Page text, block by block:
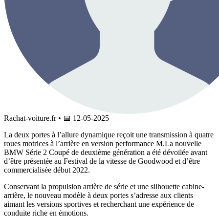
Rachat-voiture.fr • 📅 12-05-2025
La deux portes à l’allure dynamique reçoit une transmission à quatre
roues motrices à l’arrière en version performance M.La nouvelle
BMW Série 2 Coupé de deuxième génération a été dévoilée avant
d’être présentée au Festival de la vitesse de Goodwood et d’être
commercialisée début 2022.
Conservant la propulsion arrière de série et une silhouette cabine-
arrière, le nouveau modèle à deux portes s’adresse aux clients
aimant les versions sportives et recherchant une expérience de
conduite riche en émotions.